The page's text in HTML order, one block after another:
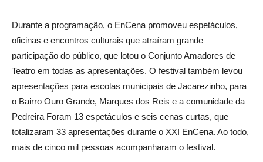
Durante a programação, o EnCena promoveu espetáculos,
oficinas e encontros culturais que atraíram grande
participação do público, que lotou o Conjunto Amadores de
Teatro em todas as apresentações. O festival também levou
apresentações para escolas municipais de Jacarezinho, para
o Bairro Ouro Grande, Marques dos Reis e a comunidade da
Pedreira Foram 13 espetáculos e seis cenas curtas, que
totalizaram 33 apresentações durante o XXI EnCena. Ao todo,
mais de cinco mil pessoas acompanharam o festival.